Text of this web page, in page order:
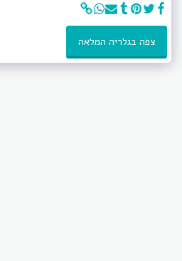
צפה בגלריה המלאה